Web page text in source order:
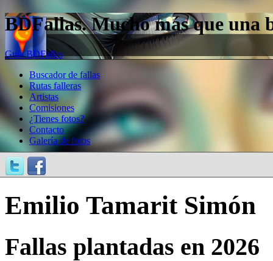
BDFallas. Mucho más que una
Guía BDFallas
Buscador de fallas
Rutas falleras
Artistas
Comisiones
¿Tienes fotos?
Contacto
Galería de fotos
Emilio Tamarit Simón
Fallas plantadas en 2026